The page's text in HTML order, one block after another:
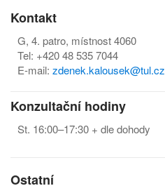
Kontakt
G, 4. patro, místnost 4060
Tel: +420 48 535 7044
E-mail: zdenek.kalousek@tul.cz
Konzultační hodiny
St. 16:00–17:30 + dle dohody
Ostatní